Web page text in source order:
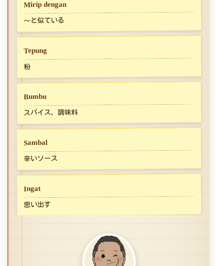
Mirip dengan
～と似ている
Tepung
粉
Bumbu
スパイス、調味料
Sambal
辛いソース
Ingat
思い出す